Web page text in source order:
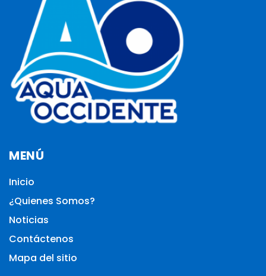
MENÚ
Inicio
¿Quienes Somos?
Noticias
Contáctenos
Mapa del sitio